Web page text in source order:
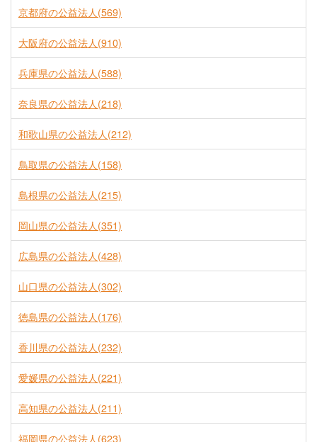
京都府の公益法人(569)
大阪府の公益法人(910)
兵庫県の公益法人(588)
奈良県の公益法人(218)
和歌山県の公益法人(212)
鳥取県の公益法人(158)
島根県の公益法人(215)
岡山県の公益法人(351)
広島県の公益法人(428)
山口県の公益法人(302)
徳島県の公益法人(176)
香川県の公益法人(232)
愛媛県の公益法人(221)
高知県の公益法人(211)
福岡県の公益法人(623)